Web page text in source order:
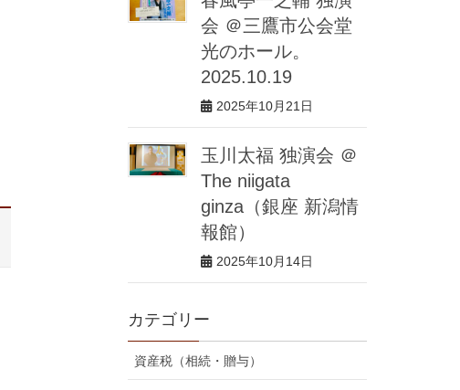
会 ＠三鷹市公会堂
光のホール。
2025.10.19
2025年10月21日
玉川太福 独演会 ＠
The niigata
ginza（銀座 新潟情
報館）
2025年10月14日
カテゴリー
資産税（相続・贈与）